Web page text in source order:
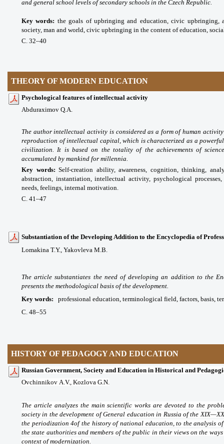
and general school levels of secondary schools in the Czech Republic.
Key words: the goals of upbringing and education, civic upbringing,
society, man and world, civic upbringing in the content of education,
С. 32–40
THEORY OF MODERN EDUCATION
Psychological features of intellectual activity
Abduraximov Q.A.
The author intellectual activity is considered as a form of human
reproduction of intellectual capital, which is characterized as a
civilization. It is based on the totality of the achievements of
accumulated by mankind for millennia.
Key words: Self-creation ability, awareness, cognition, thinking,
abstraction, instantiation, intellectual activity, psychological processes,
needs, feelings, internal motivation.
С. 41–47
Substantiation of the Developing Addition to the Encyclopedia of
Lomakina T.Y., Yakovleva M.B.
The article substantiates the need of developing an addition to the
presents the methodological basis of the development.
Key words: professional education, terminological field, factors, basis,
С. 48–55
HISTORY OF PEDAGOGY AND EDUCATION
Russian Government, Society and Education in Historical and
Ovchinnikov А.V., Kozlova G.N.
The article analyzes the main scientific works are devoted to the
society in the development of General education in Russia of the
the periodization 4of the history of national education, to the analysis
the state authorities and members of the public in their views on the
context of modernization.